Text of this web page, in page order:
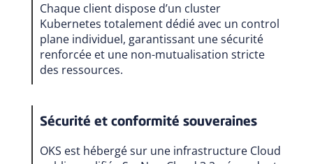
Chaque client dispose d’un cluster
Kubernetes totalement dédié avec un control
plane individuel, garantissant une sécurité
renforcée et une non-mutualisation stricte
des ressources.
Sécurité et conformité souveraines
OKS est hébergé sur une infrastructure Cloud